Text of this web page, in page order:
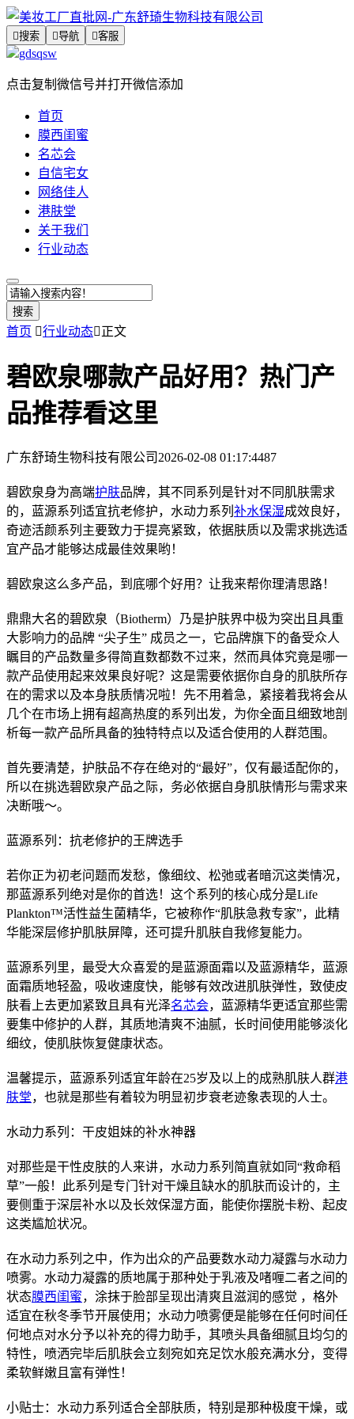
搜索 导航 客服
gdsqsw
点击复制微信号并打开微信添加
首页
膜西闺蜜
名芯会
自信宅女
网络佳人
港肤堂
关于我们
行业动态
搜索
首页 行业动态正文
碧欧泉哪款产品好用？热门产
品推荐看这里
广东舒琦生物科技有限公司 2026-02-08 01:17:4487
碧欧泉身为高端护肤品牌，其不同系列是针对不同肌肤需求
的，蓝源系列适宜抗老修护，水动力系列 补水保湿成效良好，
奇迹活颜系列主要致力于提亮紧致，依据肤质以及需求挑选适
宜产品才能够达成最佳效果哟！
碧欧泉这么多产品，到底哪个好用？让我来帮你理清思路！
鼎鼎大名的碧欧泉（Biotherm）乃是护肤界中极为突出且具重
大影响力的品牌 “尖子生” 成员之一，它品牌旗下的备受众人
瞩目的产品数量多得简直数都数不过来，然而具体究竟是哪一
款产品使用起来效果良好呢？这是需要依据你自身的肌肤所存
在的需求以及本身肤质情况啦！先不用着急，紧接着我将会从
几个在市场上拥有超高热度的系列出发，为你全面且细致地剖
析每一款产品所具备的独特特点以及适合使用的人群范围。
首先要清楚，护肤品不存在绝对的“最好”，仅有最适配你的，
所以在挑选碧欧泉产品之际，务必依据自身肌肤情形与需求来
决断哦～。
蓝源系列：抗老修护的王牌选手
若你正为初老问题而发愁，像细纹、松弛或者暗沉这类情况，
那蓝源系列绝对是你的首选！这个系列的核心成分是Life
Plankton™活性益生菌精华，它被称作“肌肤急救专家”，此精
华能深层修护肌肤屏障，还可提升肌肤自我修复能力。
蓝源系列里，最受大众喜爱的是蓝源面霜以及蓝源精华，蓝源
面霜质地轻盈，吸收速度快，能够有效改进肌肤弹性，致使皮
肤看上去更加紧致且具有光泽名芯会，蓝源精华更适宜那些需
要集中修护的人群，其质地清爽不油腻，长时间使用能够淡化
细纹，使肌肤恢复健康状态。
温馨提示，蓝源系列适宜年龄在25岁及以上的成熟肌肤人群港
肤堂，也就是那些有着较为明显初步衰老迹象表现的人士。
水动力系列：干皮姐妹的补水神器
对那些是干性皮肤的人来讲，水动力系列简直就如同“救命稻
草”一般！此系列是专门针对干燥且缺水的肌肤而设计的，主
要侧重于深层补水以及长效保湿方面，能使你摆脱卡粉、起皮
这类尴尬状况。
在水动力系列之中，作为出众的产品要数水动力凝露与水动力
喷雾。水动力凝露的质地属于那种处于乳液及啫喱二者之间的
状态膜西闺蜜，涂抹于脸部呈现出清爽且滋润的感觉 ，格外
适宜在秋冬季节开展使用；水动力喷雾便是能够在任何时间任
何地点对水分予以补充的得力助手，其喷头具备细腻且均匀的
特性，喷洒完毕后肌肤会立刻宛如充足饮水般充满水分，变得
柔软鲜嫩且富有弹性！
小贴士：水动力系列适合全部肤质，特别是那种极度干燥，或